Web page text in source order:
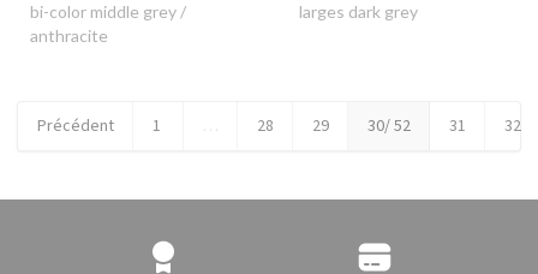
bi-color middle grey /
anthracite
larges dark grey
Précédent 1 … 28 29 30/ 52 31 32